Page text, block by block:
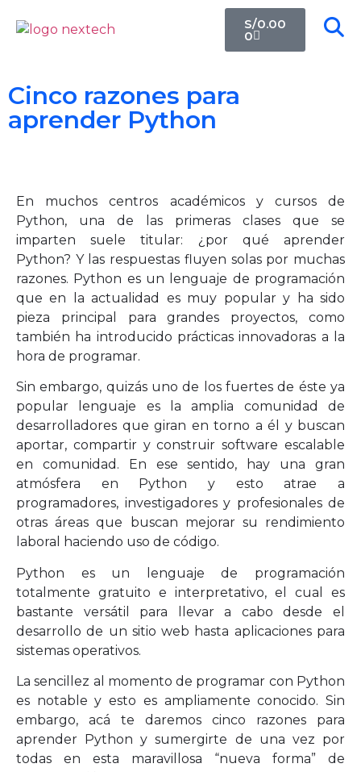
S/0.00
0
Cinco razones para
aprender Python
En muchos centros académicos y cursos de
Python, una de las primeras clases que se
imparten suele titular: ¿por qué aprender
Python? Y las respuestas fluyen solas por muchas
razones. Python es un lenguaje de programación
que en la actualidad es muy popular y ha sido
pieza principal para grandes proyectos, como
también ha introducido prácticas innovadoras a la
hora de programar.
Sin embargo, quizás uno de los fuertes de éste ya
popular lenguaje es la amplia comunidad de
desarrolladores que giran en torno a él y buscan
aportar, compartir y construir software escalable
en comunidad. En ese sentido, hay una gran
atmósfera en Python y esto atrae a
programadores, investigadores y profesionales de
otras áreas que buscan mejorar su rendimiento
laboral haciendo uso de código.
Python es un lenguaje de programación
totalmente gratuito e interpretativo, el cual es
bastante versátil para llevar a cabo desde el
desarrollo de un sitio web hasta aplicaciones para
sistemas operativos.
La sencillez al momento de programar con Python
es notable y esto es ampliamente conocido. Sin
embargo, acá te daremos cinco razones para
aprender Python y sumergirte de una vez por
todas en esta maravillosa “nueva forma” de